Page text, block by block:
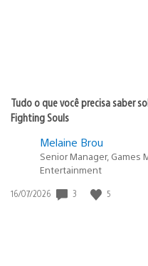
Tudo o que você precisa saber
Fighting Souls
Melaine Brou
Senior Manager, Games
Entertainment
Data
16/07/2026 3 5